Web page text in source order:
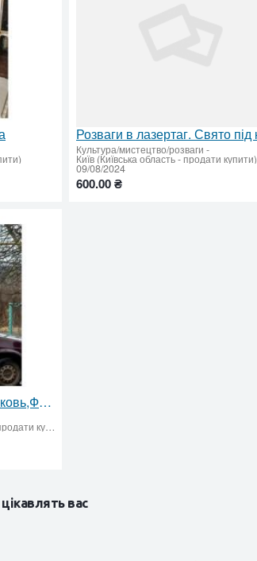
Культура/мистецтво/розваги -
Київ (Київська область - продати купити)
09/08/2024
600.00 ₴
Белый медведь Белая Церковь,Фастов,Узин,ШкаровкаТрушки,Фурсы.
Белая церковь (Київська область - продати купити)
вас